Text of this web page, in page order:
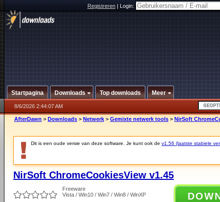
Registreren|Login:
Startpagina Downloads Top downloads Meer
8/6/2026 2:44:07 AM
AfterDawn > Downloads > Netwerk > Gemixte netwerk tools > NirSoft
Dit is een oude versie van deze software. Je kunt ook de v1.56 (laatste stabiele
NirSoft ChromeCookiesView v1.45
Freeware
Vista / Win10 / Win7 / Win8 / WinXP